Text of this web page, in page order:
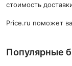
стоимость
Price.ru поможет
Популярные